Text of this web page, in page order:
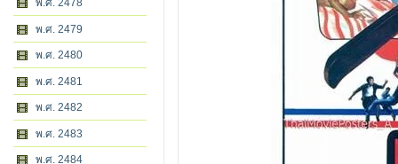
พ.ศ. 2478
พ.ศ. 2479
พ.ศ. 2480
พ.ศ. 2481
พ.ศ. 2482
พ.ศ. 2483
พ.ศ. 2484